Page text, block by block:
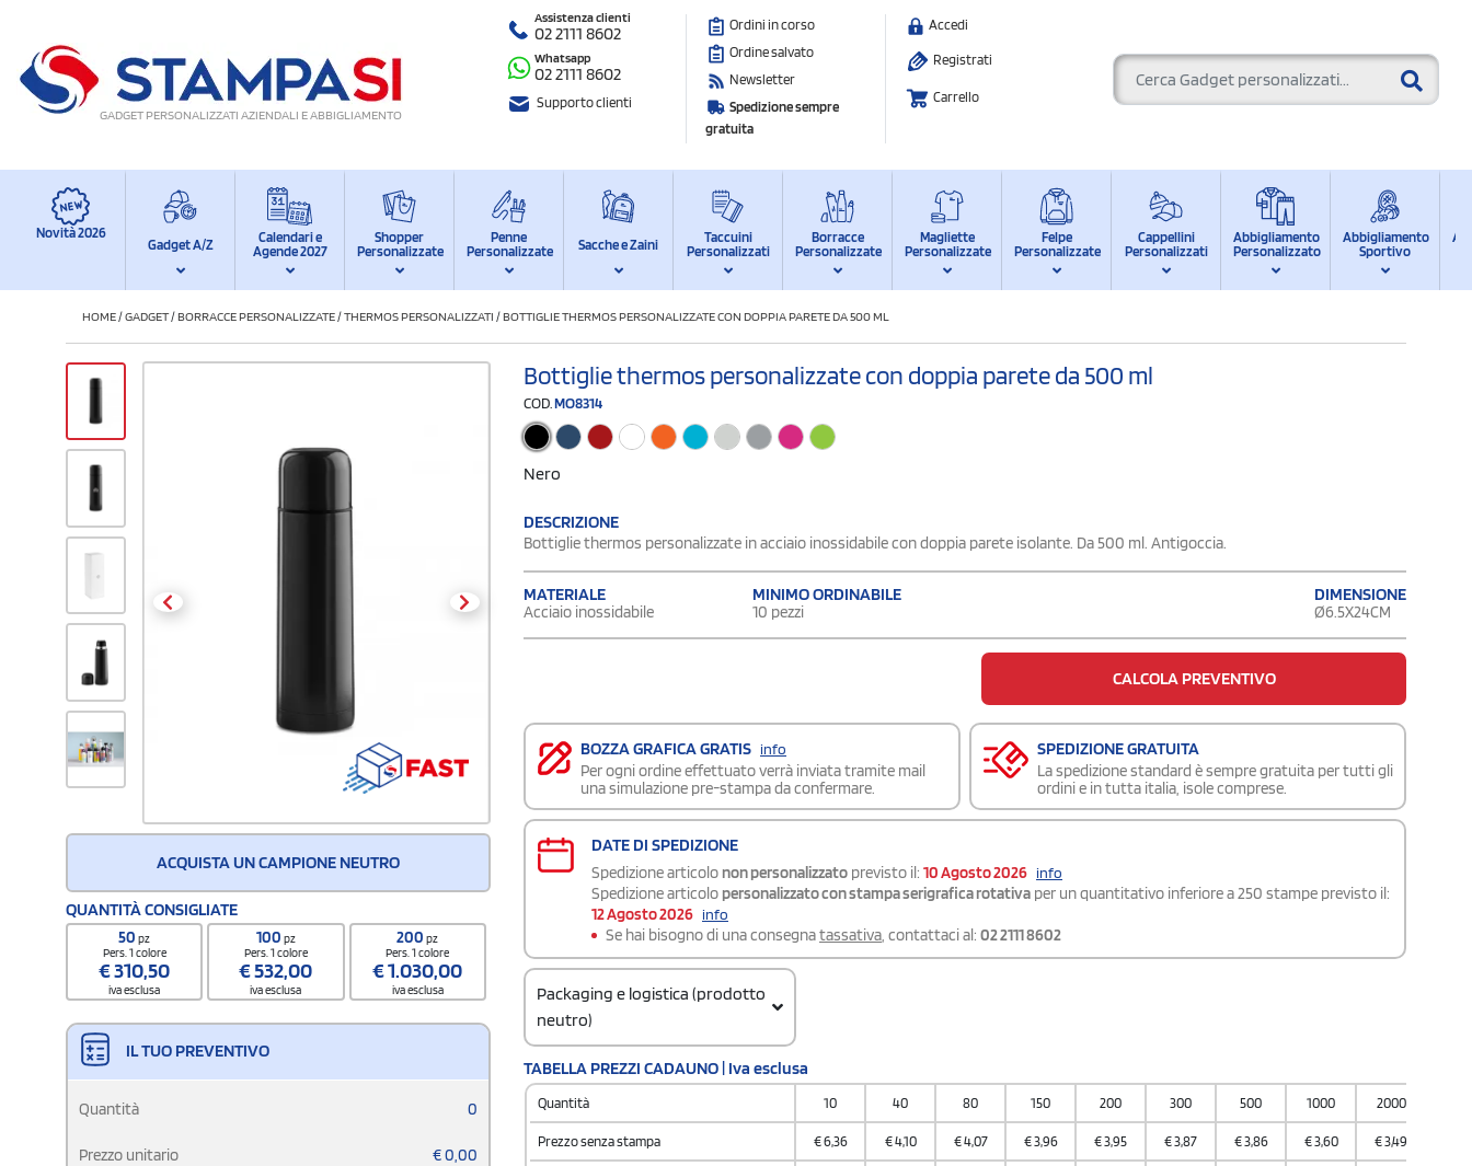
GADGET PERSONALIZZATI AZIENDALI E ABBIGLIAMENTO
Assistenza clienti
02 2111 8602
Whatsapp
02 2111 8602
Supporto clienti
Ordini in corso
Ordine salvato
Newsletter
Spedizione sempre
gratuita
Accedi
Registrati
Carrello
Novità 2026
Gadget A/Z
Calendari e
Agende 2027
Shopper
Personalizzate
Penne
Personalizzate
Sacche e Zaini
Taccuini
Personalizzati
Borracce
Personalizzate
Magliette
Personalizzate
Felpe
Personalizzate
Cappellini
Personalizzati
Abbigliamento
Personalizzato
Abbigliamento
Sportivo
HOME/GADGET/BORRACCE PERSONALIZZATE/THERMOS PERSONALIZZATI /BOTTIGLIE THERMOS PERSONALIZZATE CON DOPPIA PARETE DA 500 ML
ACQUISTA UN CAMPIONE NEUTRO
QUANTITÀ CONSIGLIATE
50pz
Pers. 1 colore
€310,50
iva esclusa
100 pz
Pers. 1 colore
€532,00
iva esclusa
200pz
Pers. 1 colore
€1.030,00
iva esclusa
IL TUO PREVENTIVO
Quantità 0
Prezzo unitario €0,00
Bottiglie thermos personalizzate con doppia parete da 500 ml
COD. MO8314
Nero
DESCRIZIONE
Bottiglie thermos personalizzate in acciaio inossidabile con doppia parete isolante. Da 500 ml. Antigoccia.
MATERIALE
Acciaio inossidabile
MINIMO ORDINABILE
10 pezzi
DIMENSIONE
Ø6.5X24CM
CALCOLA PREVENTIVO
BOZZA GRAFICA GRATIS info
Per ogni ordine effettuato verrà inviata tramite mail
una simulazione pre-stampa da confermare.
SPEDIZIONE GRATUITA
La spedizione standard è sempre gratuita per tutti gli
ordini e in tutta italia, isole comprese.
DATE DI SPEDIZIONE
Spedizione articolo non personalizzato previsto il: 10 Agosto 2026 info
Spedizione articolo personalizzato con stampa serigrafica rotativa per un quantitativo inferiore a 250 stampe previsto il:
12 Agosto 2026 info
Se hai bisogno di una consegnatassativa , contattaci al: 02 2111 8602
Packaging e logistica (prodotto
neutro)
9617 0000
Quantità per scatola
25
TABELLA PREZZI CADAUNO | Iva esclusa
Quantità 10 40 80 150 200 300 500 1000 2000
Prezzo senza stampa €6,36 €4,10 €4,07 €3,96 €3,95 €3,87 €3,86 €3,60 €3,49